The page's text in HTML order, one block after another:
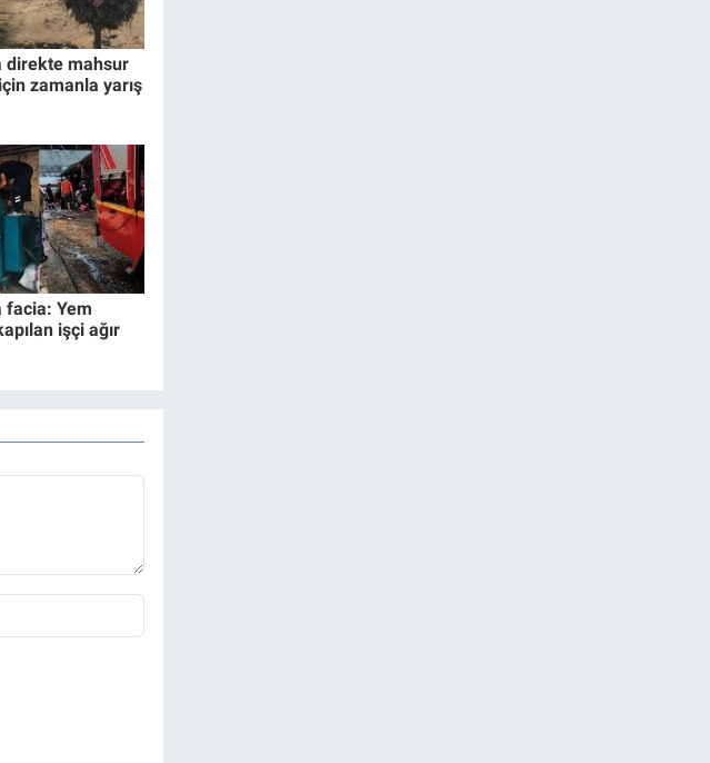
direkte mahsur
zamanla yarış
facia: Yem
işçi ağır